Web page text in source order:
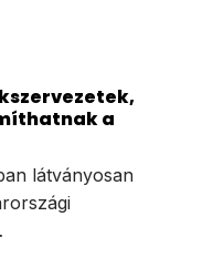
a
látványosan